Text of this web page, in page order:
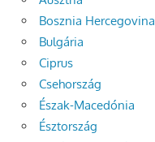
Bosznia Hercegovina
Bulgária
Ciprus
Csehország
Észak-Macedónia
Észtország